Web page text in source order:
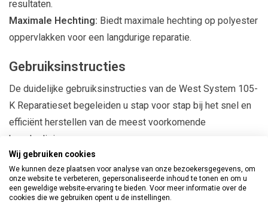
resultaten.
Maximale Hechting: Biedt maximale hechting op polyester
oppervlakken voor een langdurige reparatie.
Gebruiksinstructies
De duidelijke gebruiksinstructies van de West System 105-
K Reparatieset begeleiden u stap voor stap bij het snel en
efficiënt herstellen van de meest voorkomende
beschadigingen:
Vullen van Krassen en Scheuren:
kleine krassen en scheuren.
Opvullen van Gaten en Butsen:Geschikt voor het
opvullen van gaten, butsen, en meer.
Wij gebruiken cookies
We kunnen deze plaatsen voor analyse van onze bezoekersgegevens, om
onze website te verbeteren, gepersonaliseerde inhoud te tonen en om u
een geweldige website-ervaring te bieden. Voor meer informatie over de
cookies die we gebruiken opent u de instellingen.